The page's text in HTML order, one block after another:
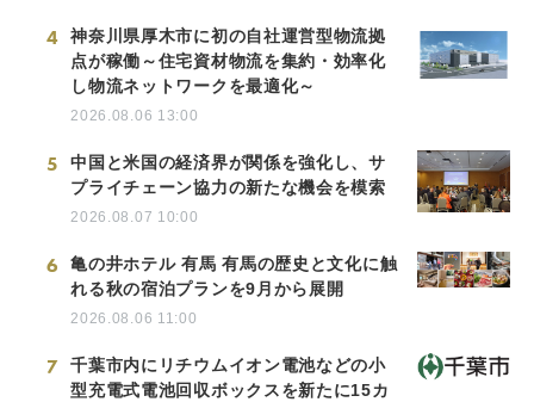
4
神奈川県厚木市に初の自社運営型物流拠
点が稼働～住宅資材物流を集約・効率化
し物流ネットワークを最適化～
2026.08.06 13:00
5
中国と米国の経済界が関係を強化し、サ
プライチェーン協力の新たな機会を模索
2026.08.07 10:00
6
亀の井ホテル 有馬 有馬の歴史と文化に触
れる秋の宿泊プランを9月から展開
2026.08.06 11:00
7
千葉市内にリチウムイオン電池などの小
型充電式電池回収ボックスを新たに15カ